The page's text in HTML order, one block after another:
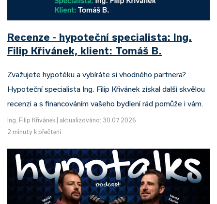
Recenze - hypoteční specialista: Ing.
Filip Křivánek, klient: Tomáš B.
Zvažujete hypotéku a vybíráte si vhodného partnera?
Hypoteční specialista Ing. Filip Křivánek získal další skvělou
recenzi a s financováním vašeho bydlení rád pomůže i vám.
Ing. Filip Křivánek
aktualizováno: 30.07.2026
2 minuty k přečtení